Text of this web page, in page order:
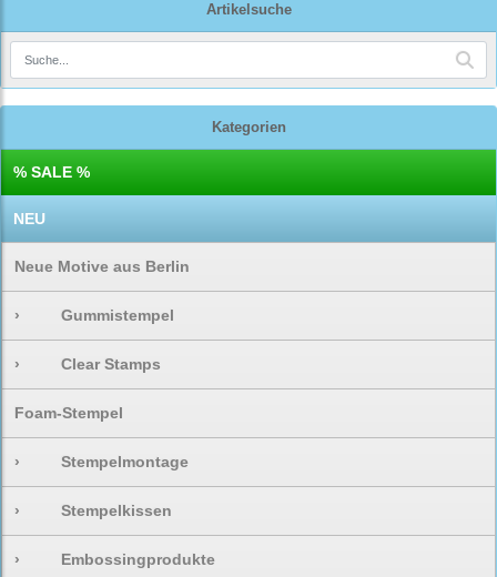
Artikelsuche
Kategorien
% SALE %
NEU
Neue Motive aus Berlin
› Gummistempel
› Clear Stamps
Foam-Stempel
› Stempelmontage
› Stempelkissen
› Embossingprodukte